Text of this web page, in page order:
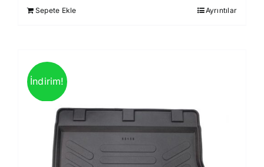
Sepete Ekle Ayrıntılar
İndirim!